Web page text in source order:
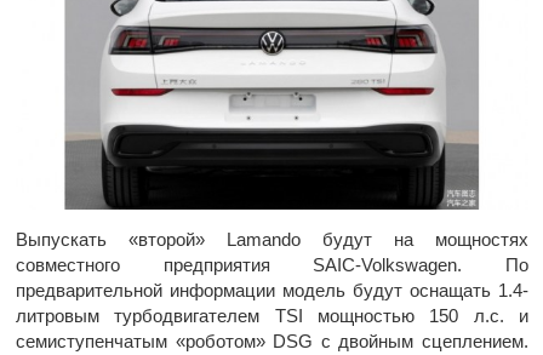
Выпускать «второй» Lamando будут на мощностях
совместного предприятия SAIC-Volkswagen. По
предварительной информации модель будут оснащать 1.4-
литровым турбодвигателем TSI мощностью 150 л.с. и
семиступенчатым «роботом» DSG с двойным сцеплением.